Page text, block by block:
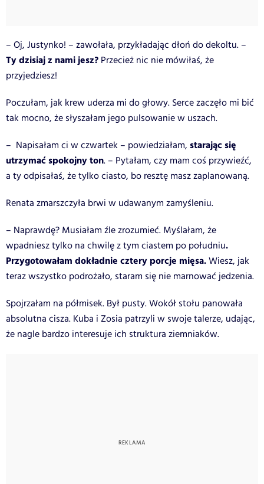
– Oj, Justynko! – zawołała, przykładając dłoń do dekoltu. –
Ty dzisiaj z nami jesz? Przecież nic nie mówiłaś, że
przyjedziesz!
Poczułam, jak krew uderza mi do głowy. Serce zaczęło mi bić
tak mocno, że słyszałam jego pulsowanie w uszach.
– Napisałam ci w czwartek – powiedziałam, starając się
utrzymać spokojny ton. – Pytałam, czy mam coś przywieźć,
a ty odpisałaś, że tylko ciasto, bo resztę masz zaplanowaną.
Renata zmarszczyła brwi w udawanym zamyśleniu.
– Naprawdę? Musiałam źle zrozumieć. Myślałam, że
wpadniesz tylko na chwilę z tym ciastem po południu.
Przygotowałam dokładnie cztery porcje mięsa.Wiesz, jak
teraz wszystko podrożało, staram się nie marnować jedzenia.
Spojrzałam na półmisek. Był pusty. Wokół stołu panowała
absolutna cisza. Kuba i Zosia patrzyli w swoje talerze, udając,
że nagle bardzo interesuje ich struktura ziemniaków.